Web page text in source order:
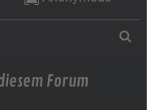
Forum